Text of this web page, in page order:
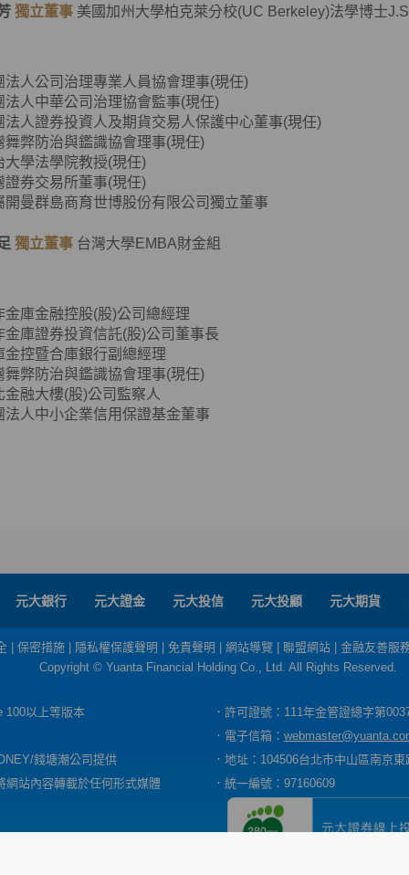
獨立董事 美國加州大學柏克萊分校(UC Berkeley)法學博士
人公司治理專業人員協會理事(現任)
人中華公司治理協會監事(現任)
人證券投資人及期貨交易人保護中心董事(現任)
弊防治與鑑識協會理事(現任)
大學法學院教授(現任)
證券交易所董事(現任)
開曼群島商育世博股份有限公司獨立董事
獨立董事 台灣大學EMBA財金組
金庫金融控股(股)公司總經理
金庫證券投資信託(股)公司董事長
金控暨合庫銀行副總經理
舞弊防治與鑑識協會理事(現任)
金融大樓(股)公司監察人
法人中小企業信用保證基金董事
元大銀行 元大證金 元大投信 元大投顧 元大期貨
保密措施 隱私權保護聲明 免責聲明 網站導覽 聯盟網站
金融友善服
Copyright © Yuanta Financial Holding Co., Ltd. All Rights Reserved.
100以上等版本
．許可證號：111年金管證總字第
．電子信箱：
錢塘潮公司提供
．地址：104506台北市中山區南京
網站內容轉載於任何形式媒體
．統一編號：97160609